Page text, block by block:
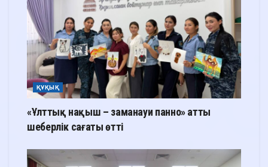
ҚҰҚЫҚ
«Ұлттық нақыш – заманауи панно» атты
шеберлік сағаты өтті